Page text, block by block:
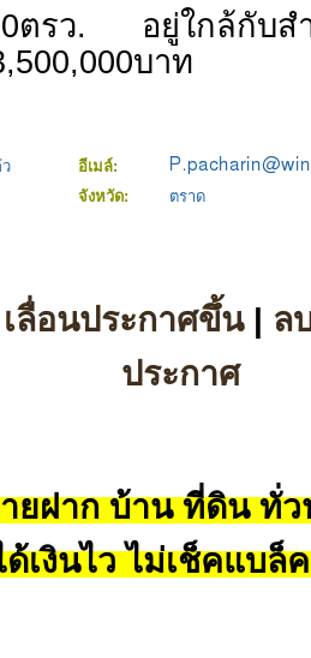
รว. อยู่ใกล้กับสำ
บาท
อีเมล์:
จังหวัด: ตราด
เลื่อนประกาศขึ้น| ล
ประกาศ
ยฝาก บ้าน ที่ดิน ทั่ว
ด้เงินไว ไม่เช็คแบล็